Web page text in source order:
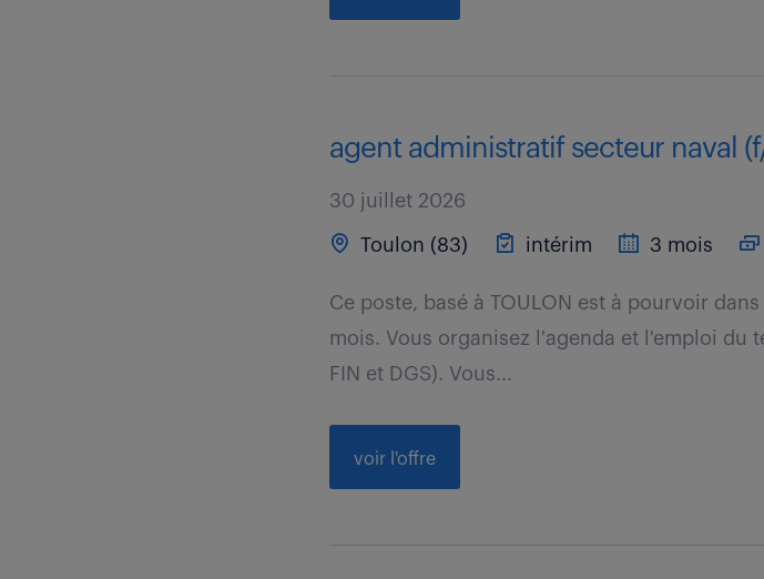
agent administratif secteur naval
30 juillet 2026
Toulon (83) intérim 3 mois
Ce poste, basé à TOULON est à pourvoir
mois. Vous organisez l'agenda et l'emploi du
FIN et DGS). Vous...
voir l'offre